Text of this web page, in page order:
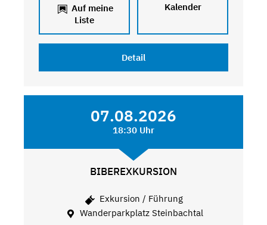
Auf meine
Liste
Kalender
Detail
07.08.2026
18:30 Uhr
BIBEREXKURSION
Exkursion / Führung
Wanderparkplatz Steinbachtal